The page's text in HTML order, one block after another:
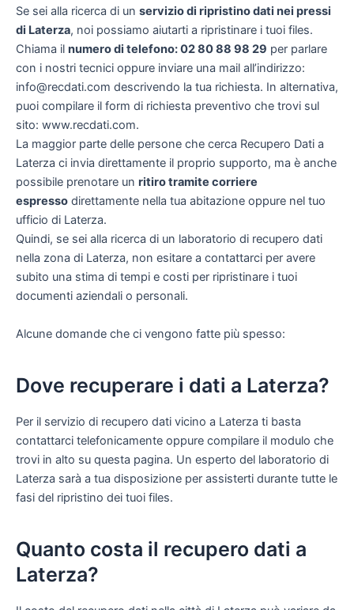
Se sei alla ricerca di un servizio di ripristino dati nei pressi
di Laterza, noi possiamo aiutarti a ripristinare i tuoi files.
Chiama il numero di telefono: 02 80 88 98 29 per parlare
con i nostri tecnici oppure inviare una mail all’indirizzo:
info@recdati.com descrivendo la tua richiesta. In alternativa,
puoi compilare il form di richiesta preventivo che trovi sul
sito: www.recdati.com.
La maggior parte delle persone che cerca Recupero Dati a
Laterza ci invia direttamente il proprio supporto, ma è anche
possibile prenotare un ritiro tramite corriere
espresso direttamente nella tua abitazione oppure nel tuo
ufficio di Laterza.
Quindi, se sei alla ricerca di un laboratorio di recupero dati
nella zona di Laterza, non esitare a contattarci per avere
subito una stima di tempi e costi per ripristinare i tuoi
documenti aziendali o personali.
Alcune domande che ci vengono fatte più spesso:
Dove recuperare i dati a Laterza?
Per il servizio di recupero dati vicino a Laterza ti basta
contattarci telefonicamente oppure compilare il modulo che
trovi in alto su questa pagina. Un esperto del laboratorio di
Laterza sarà a tua disposizione per assisterti durante tutte le
fasi del ripristino dei tuoi files.
Quanto costa il recupero dati a
Laterza?